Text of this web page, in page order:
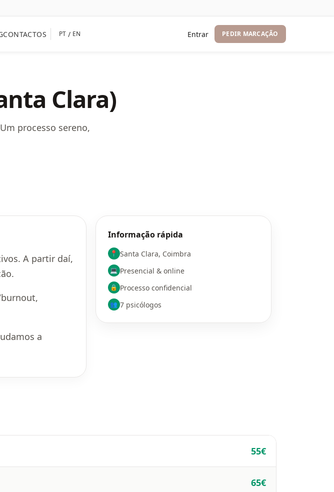
CONTACTOS PT / EN Entrar PEDIR MARCAÇÃO
Clara)
processo sereno,
A partir daí,
a
Informação rápida
📍 Santa Clara, Coimbra
💻 Presencial & online
🔒 Processo confidencial
👥 7 psicólogos
55€
65€